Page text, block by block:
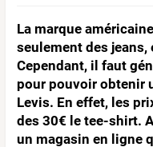
La marque
seulement des
Cependant, il faut
pour pouvoir obtenir
Levis. En effet, les
des 30€ le tee-shirt.
un magasin en ligne